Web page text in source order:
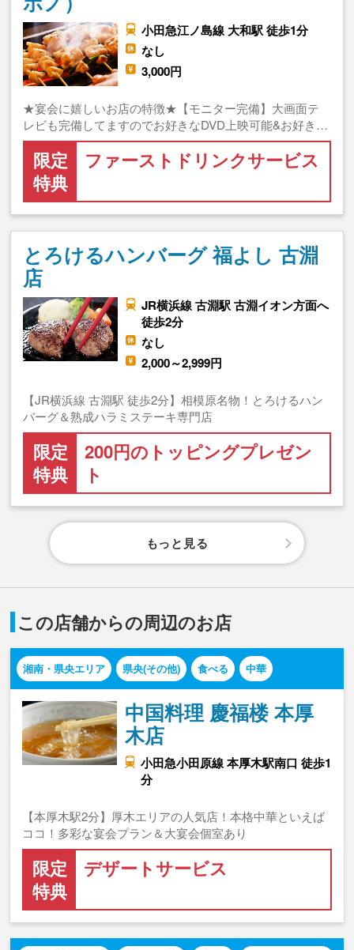
小田急江ノ島線 大和駅 徒歩1分
なし
3,000円
★宴会に嬉しいお店の特徴★【モニター完備】大画面テ
レビも完備してますのでお好きなDVD上映可能&お好き…
限定
特典
ファーストドリンクサービス
とろけるハンバーグ 福よし 古淵
店
JR横浜線 古淵駅 古淵イオン方面へ
徒歩2分
なし
2,000～2,999円
【JR横浜線 古淵駅 徒歩2分】相模原名物！とろけるハン
バーグ＆熟成ハラミステーキ専門店
限定
特典
200円のトッピングプレゼン
ト
もっと見る
この店舗からの周辺のお店
湘南・県央エリア 県央(その他) 食べる 中華
中国料理 慶福楼 本厚
木店
小田急小田原線 本厚木駅南口 徒歩1
分
【本厚木駅2分】厚木エリアの人気店！本格中華といえば
ココ！多彩な宴会プラン＆大宴会個室あり
限定
特典
デザートサービス